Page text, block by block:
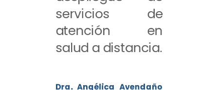
servicios de
atención en
salud a distancia.
Dra. Angélica Avendaño